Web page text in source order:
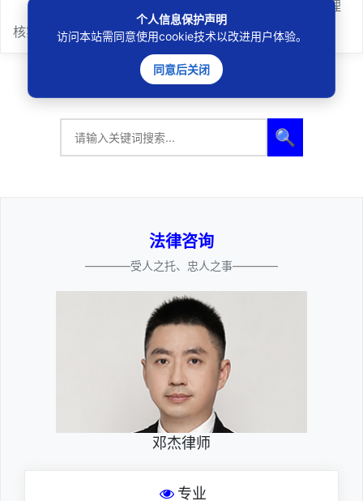
营利性专业自媒体应对其报道内容尽到合理
核实及注意义务规则解读
🔍
法律咨询
————受人之托、忠人之事————
邓杰律师
专业
个人信息保护声明
访问本站需同意使用cookie技术以改进用户体验。
同意后关闭